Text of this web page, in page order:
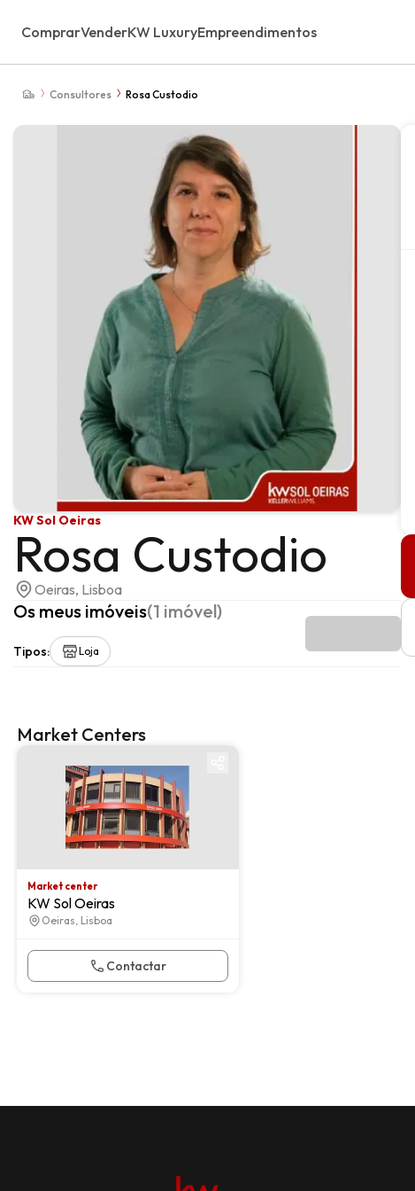
ComprarVenderKW LuxuryEmpreendimentos
Consultores Rosa Custodio
KW Sol Oeiras
Rosa Custodio
Oeiras, Lisboa
Os meus imóveis(1 imóvel)
Tipos: Loja
Market Centers
Market center
KW Sol Oeiras
Oeiras, Lisboa
Contactar